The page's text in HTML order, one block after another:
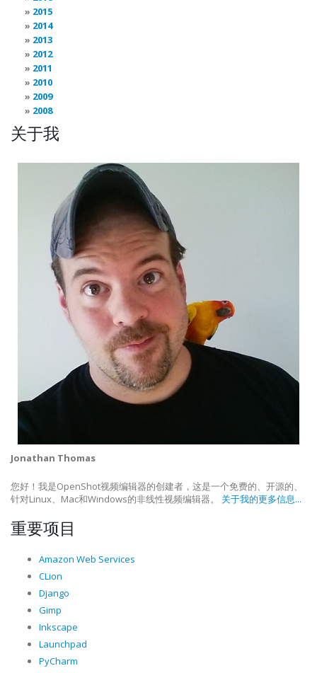
2015
2014
2013
2012
2011
2010
2009
2008
关于我
Jonathan Thomas
您好！我是OpenShot视频编辑器的创建者，这是一个免费的、开源的、
针对Linux、Mac和Windows的非线性视频编辑器。 关于我的更多信息...
重要项目
Amazon Web Services
CLion
Django
Gimp
Inkscape
Launchpad
PyCharm